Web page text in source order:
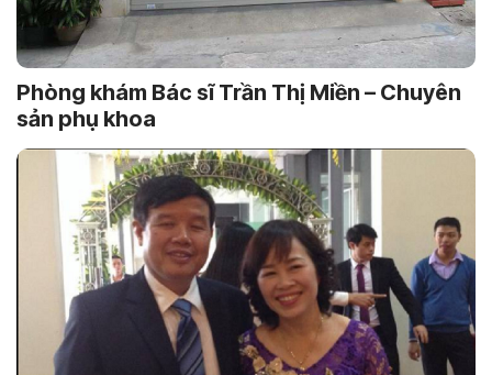
Phòng khám Bác sĩ Trần Thị Miền – Chuyên
sản phụ khoa